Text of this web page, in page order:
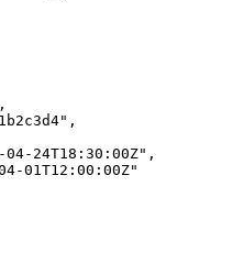
24T18:30:00Z",
01T12:00:00Z"